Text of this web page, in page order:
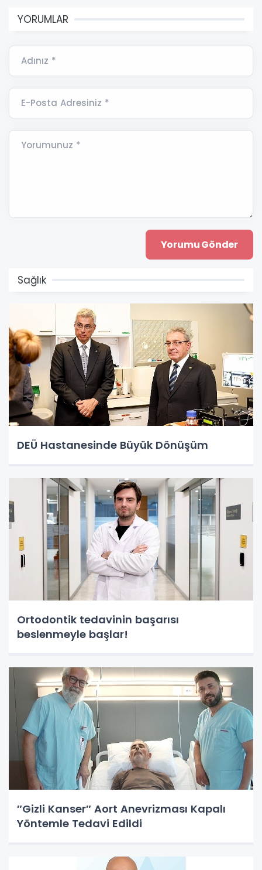
YORUMLAR
Adınız *
E-Posta Adresiniz *
Yorumunuz *
Sağlık
DEÜ Hastanesinde Büyük Dönüşüm
Ortodontik tedavinin başarısı
beslenmeyle başlar!
″Gizli Kanser″ Aort Anevrizması Kapalı
Yöntemle Tedavi Edildi